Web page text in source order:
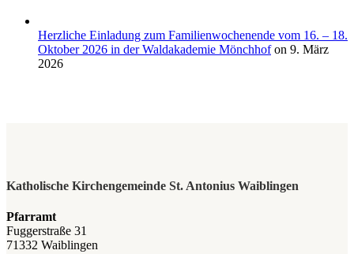
Herzliche Einladung zum Familienwochenende vom 16. – 18.
Oktober 2026 in der Waldakademie Mönchhof on 9. März
2026
Katholische Kirchengemeinde St. Antonius Waiblingen
Pfarramt
Fuggerstraße 31
71332 Waiblingen